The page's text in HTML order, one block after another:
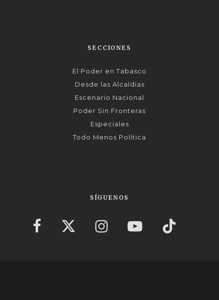
SECCIONES
El Poder en Tabasco
Desde las Alcaldías
Escenario Nacional
Poder Sin Fronteras
Especiales
Todo Menos Política
SÍGUENOS